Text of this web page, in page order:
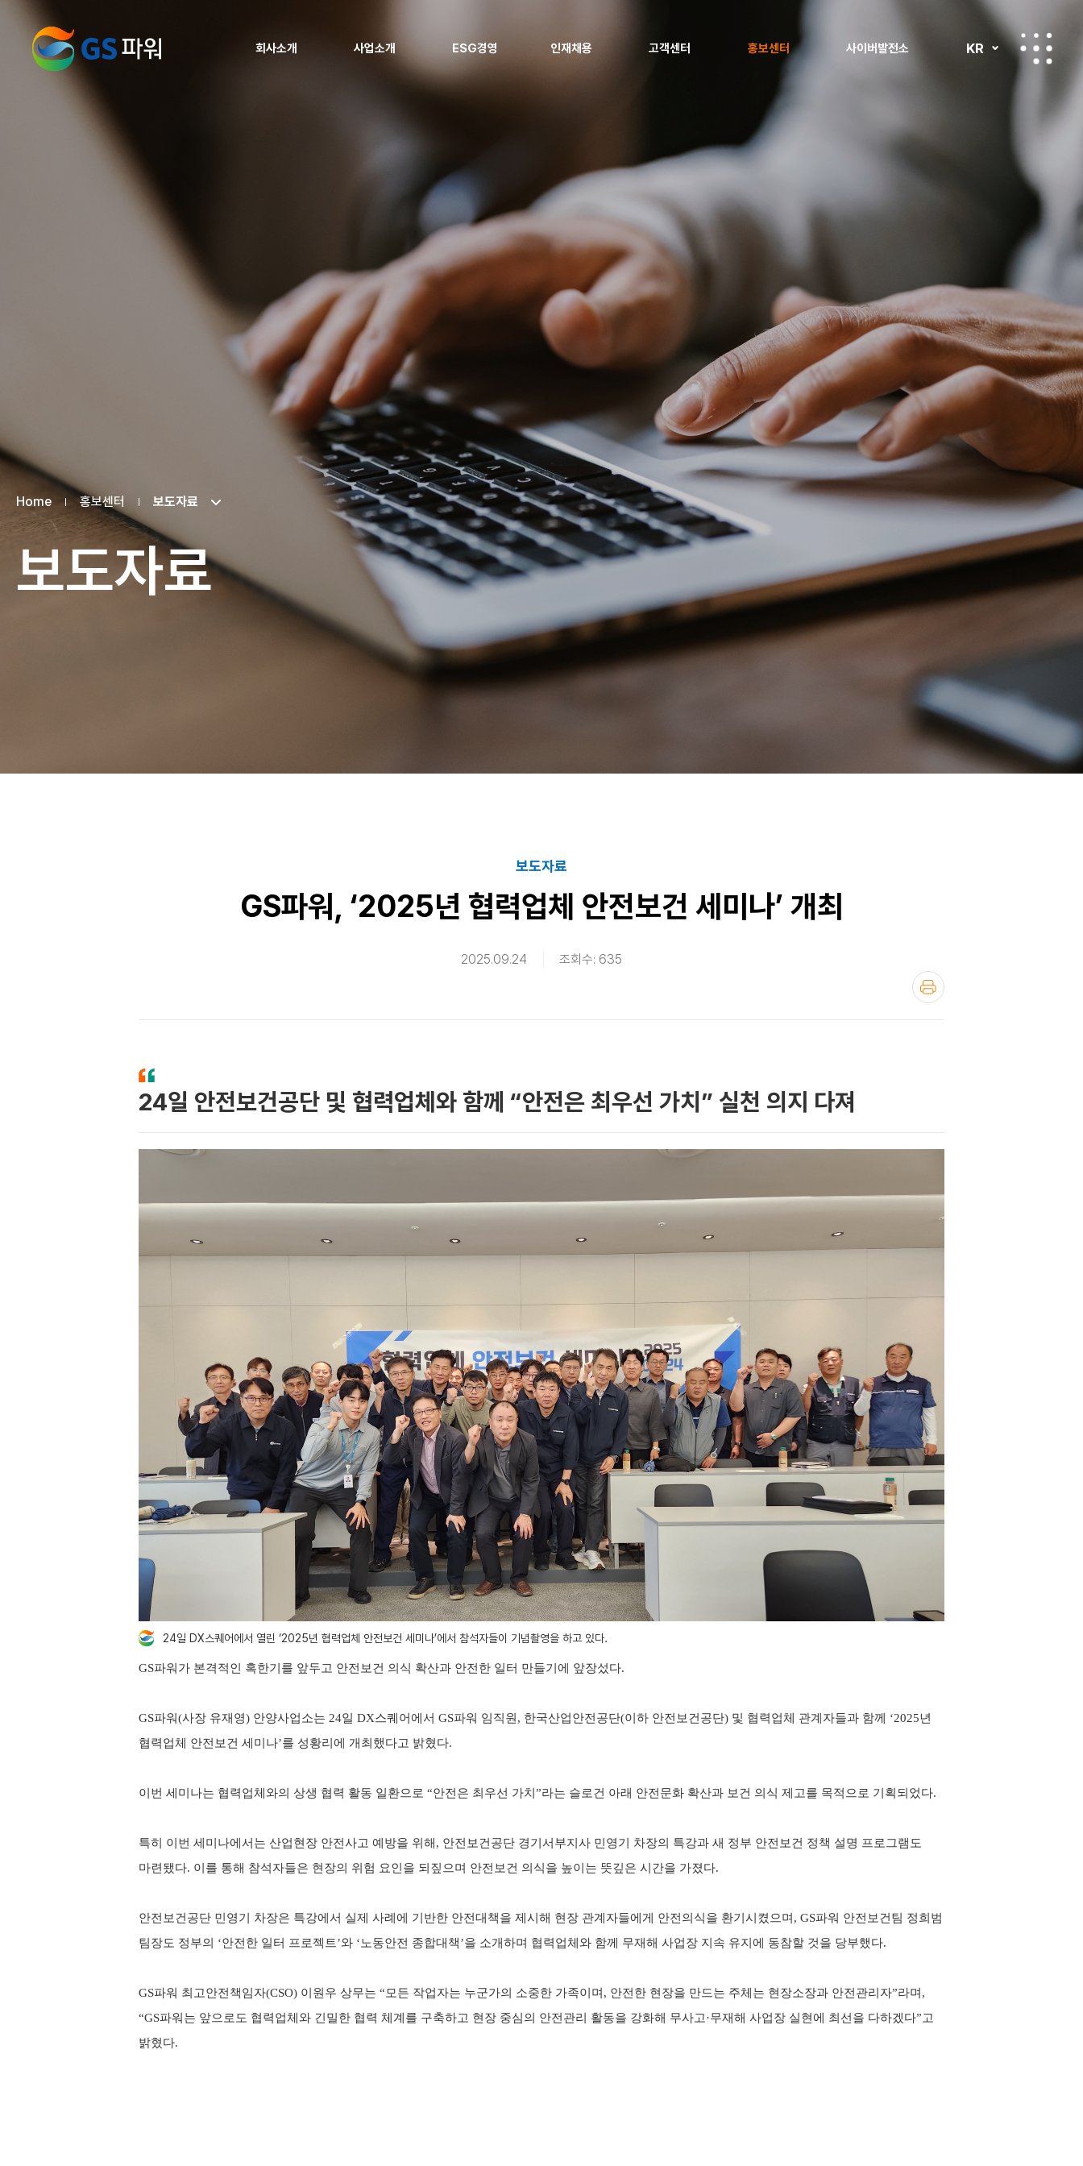
회사소개
찾아오시는 길
사업소개
열병합발전소 현대화 사업
에너지 효율화 사업
ESG경영
Social
Governance
지속가능경영보고서
인재채용
채용공고
고객센터
협력사 지원
홍보센터
보도자료
공지사항
사이버발전소 KR
Home 홍보센터 보도자료
보도자료
보도자료
GS파워, ‘2025년 협력업체 안전보건 세미나’ 개최
2025.09.24 조회수: 635
24일 안전보건공단 및 협력업체와 함께 “안전은 최우선 가치” 실천 의지 다져
24일 DX스퀘어에서 열린 ‘2025년 협력업체 안전보건 세미나’에서 참석자들이 기념촬영을 하고 있다.
GS파워가 본격적인 혹한기를 앞두고 안전보건 의식 확산과 안전한 일터 만들기에 앞장섰다.
GS파워(사장 유재영) 안양사업소는 24일 DX스퀘어에서 GS파워 임직원 , 한국산업안전공단(이하 안전보건공단) 및 협력업체 관계자들과 함께 ‘2025년
협력업체 안전보건 세미나’를 성황리에 개최했다고 밝혔다.
이번 세미나는 협력업체와의 상생 협력 활동 일환으로 “안전은 최우선 가치 ”라는 슬로건 아래 안전문화 확산과 보건 의식 제고를 목적으로 기획되었다.
특히 이번 세미나에서는 산업현장 안전사고 예방을 위해 , 안전보건공단 경기서부지사 민영기 차장의 특강과 새 정부 안전보건 정책 설명 프로그램도
마련됐다. 이를 통해 참석자들은 현장의 위험 요인을 되짚으며 안전보건 의식을 높이는 뜻깊은 시간을 가졌다.
안전보건공단 민영기 차장은 특강에서 실제 사례에 기반한 안전대책을 제시해 현장 관계자들에게 안전의식을 환기시켰으며 , GS파워 안전보건팀 정희범
팀장도 정부의 ‘안전한 일터 프로젝트’와 ‘노동안전 종합대책’을 소개하며 협력업체와 함께 무재해 사업장 지속 유지에 동참할 것을 당부했다.
GS파워 최고안전책임자(CSO) 이원우 상무는 “모든 작업자는 누군가의 소중한 가족이며 , 안전한 현장을 만드는 주체는 현장소장과 안전관리자”라며 ,
“GS파워는 앞으로도 협력업체와 긴밀한 협력 체계를 구축하고 현장 중심의 안전관리 활동을 강화해 무사고·무재해 사업장 실현에 최선을 다하겠다”고
밝혔다.